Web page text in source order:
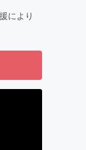
により